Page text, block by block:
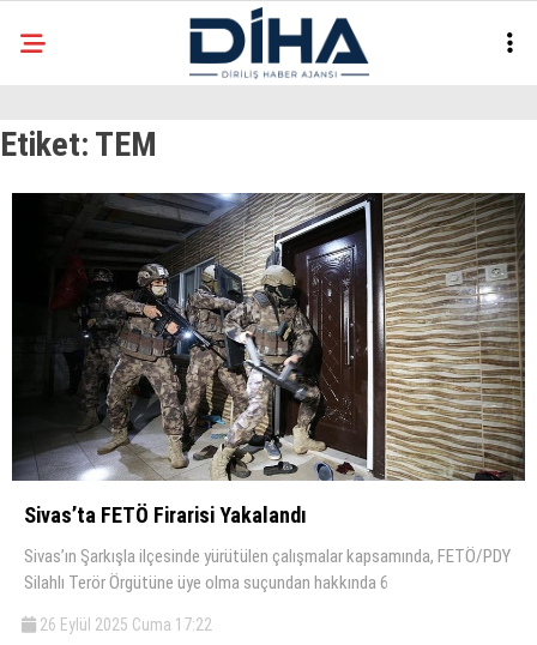
Instagram
26.8°
ANKARA
EKONOMI
DÜNYA
SPOR
TEKNOLOJI
Etiket: TEM
Sivas’ta FETÖ Firarisi Yakalandı
Sivas’ın Şarkışla ilçesinde yürütülen çalışmalar kapsamında, FETÖ/PDY
Silahlı Terör Örgütüne üye olma suçundan hakkında 6
26 Eylül 2025 Cuma 17:22